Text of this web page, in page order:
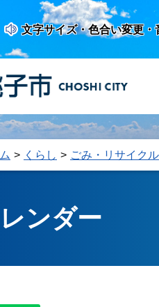
文字サイズ・色合い変更・
くらし ごみ・リサイクル
ンダー